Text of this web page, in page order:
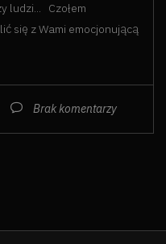
ludzi... Czołem
się z Wami emocjonującą
Brak komentarzy